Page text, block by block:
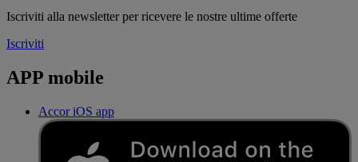
Iscriviti alla newsletter per ricevere le nostre ultime offerte
Iscriviti
APP mobile
Accor iOS app